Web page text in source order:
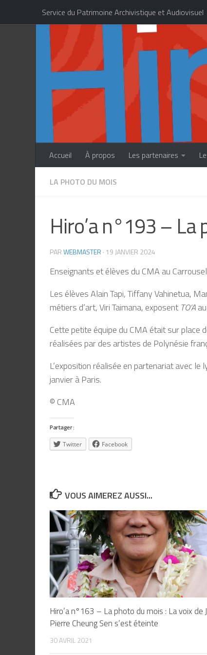
Skip to contentService du Patrimoine Archivistique et Audiovisuel
Centre des Métiers d’Art de la Polynésie française
Accueil À propos Les partenaires
LA PHOTO DU MOIS
Hiro’a n°193 –
PARWEBMASTER · 19 JANVIER 2024
Enseignants et élèves du CMA au
Les élèves Alain Tapi, Tiffany Vahinetua,
métiers d’art, Viri Taimana, exposent TO’A
Cette petite équipe du CMA était sur place
réalisées par des artistes de Polynésie
L’exposition réalisée en partenariat avec
janvier à Paris.
© CMA
Partager :
Twitter Facebook
VOUS AIMEREZ AUSSI...
Hiro’a n°163 – La photo du mois : La voix de
Pierre Cheung Sen s’est éteinte
30 AVRIL 2021